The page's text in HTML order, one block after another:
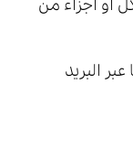
البريد